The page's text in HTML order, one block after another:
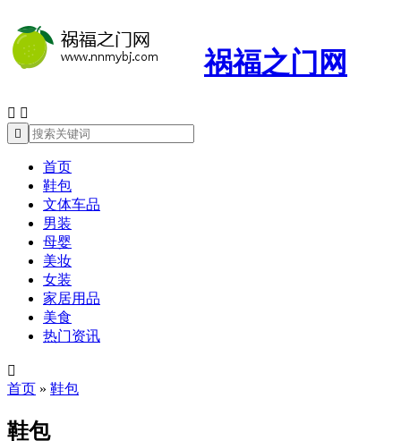
祸福之门网
 

首页
鞋包
文体车品
男装
母婴
美妆
女装
家居用品
美食
热门资讯

首页 » 鞋包
鞋包